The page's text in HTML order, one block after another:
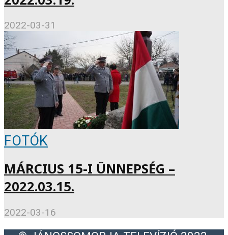
2022-03-31
FOTÓK
MÁRCIUS 15-I ÜNNEPSÉG –
2022.03.15.
2022-03-16